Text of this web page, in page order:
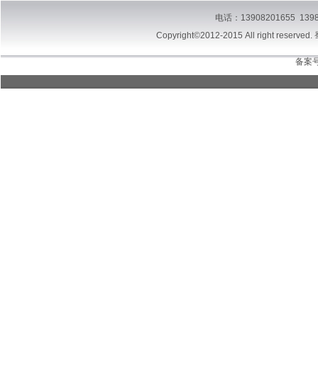
电话：13908201655
Copyright©2012-2015 All right reserved.
备案